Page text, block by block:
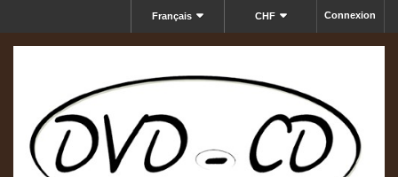
Connexion
CHF
Français